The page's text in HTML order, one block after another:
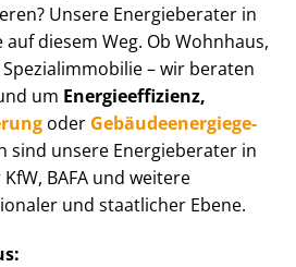
Unsere Energieberater in
diesem Weg. Ob Wohnhaus,
– wir beraten
um En­er­gie­ef­fi­zi­enz,
oder Ge­bäu­de­en­er­gie­ge­
sind unsere Energieberater in
BAFA und weitere
und staatlicher Ebene.